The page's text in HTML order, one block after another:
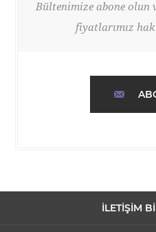
Bültenimize abone olun
fiyatlarımız
İLETIŞIM